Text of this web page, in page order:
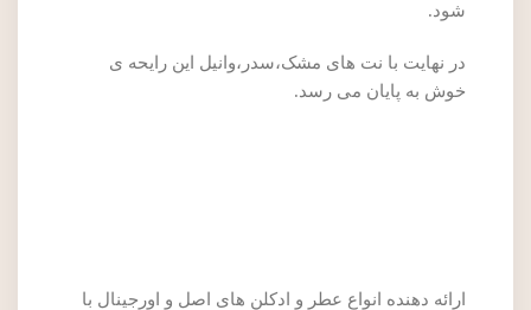
شود.
در نهایت با نت های مشک،سدر،وانیل این رایحه ی
خوش به پایان می رسد.
ارائه دهنده انواع عطر و ادکلن های اصل و اورجینال با